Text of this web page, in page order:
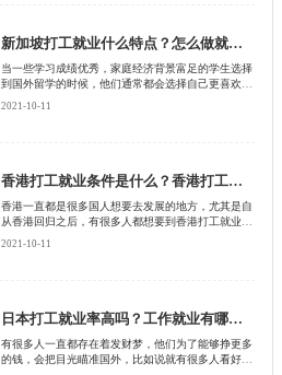
新加坡打工就业什么特点？怎么做就业机会更多？
当一些学习成绩优秀，家庭经济背景富足的学生选择
到国外留学的时候，他们通常都会选择自己更喜欢的
2021-10-11
香港打工就业条件是什么？香港打工就业有哪些政策？
香港一直都是很多国人想要去发展的地方，尤其是自
从香港回归之后，有很多人都想要到香港打工就业，
2021-10-11
日本打工就业率高吗？工作就业有哪些特点？
有很多人一直都存在着发财梦，他们为了能够挣更多
的钱，会把目光瞄准国外，比如说就有很多人看好到